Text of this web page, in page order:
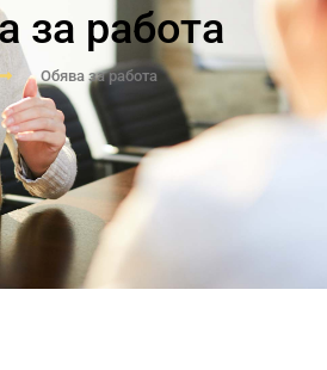
за работа
Обява за работа